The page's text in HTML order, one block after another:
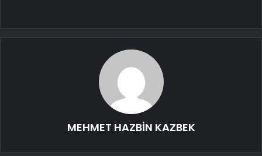
MEHMET HAZBİN KAZBEK